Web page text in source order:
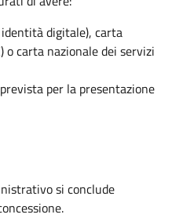
digitale), carta
o carta nazionale dei servizi
per la presentazione
si conclude